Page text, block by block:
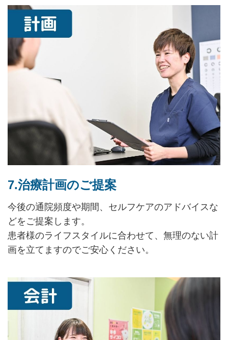
7.治療計画のご提案
今後の通院頻度や期間、セルフケアのアドバイスな
どをご提案します。
患者様のライフスタイルに合わせて、無理のない計
画を立てますのでご安心ください。